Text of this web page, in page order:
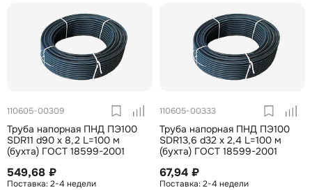
110605-00309
Труба напорная ПНД ПЭ100
SDR11 d90 х 8,2 L=100 м
(бухта) ГОСТ 18599-2001
549,68 ₽
2-4 недели
110605-00333
Труба напорная ПНД ПЭ100
SDR13,6 d32 х 2,4 L=100 м
(бухта) ГОСТ 18599-2001
67,94 ₽
2-4 недели